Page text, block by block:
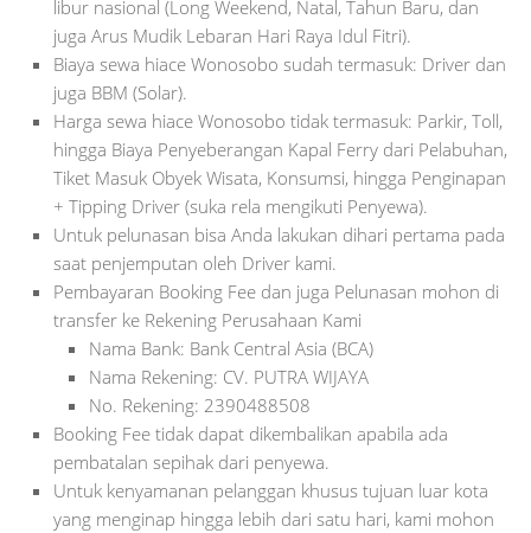
libur nasional (Long Weekend, Natal, Tahun Baru, dan
juga Arus Mudik Lebaran Hari Raya Idul Fitri).
Biaya sewa hiace Wonosobo sudah termasuk: Driver dan
juga BBM (Solar).
Harga sewa hiace Wonosobo tidak termasuk: Parkir, Toll,
hingga Biaya Penyeberangan Kapal Ferry dari Pelabuhan,
Tiket Masuk Obyek Wisata, Konsumsi, hingga Penginapan
+ Tipping Driver (suka rela mengikuti Penyewa).
Untuk pelunasan bisa Anda lakukan dihari pertama pada
saat penjemputan oleh Driver kami.
Pembayaran Booking Fee dan juga Pelunasan mohon di
transfer ke Rekening Perusahaan Kami
Nama Bank: Bank Central Asia (BCA)
Nama Rekening: CV. PUTRA WIJAYA
No. Rekening: 2390488508
Booking Fee tidak dapat dikembalikan apabila ada
pembatalan sepihak dari penyewa.
Untuk kenyamanan pelanggan khusus tujuan luar kota
yang menginap hingga lebih dari satu hari, kami mohon